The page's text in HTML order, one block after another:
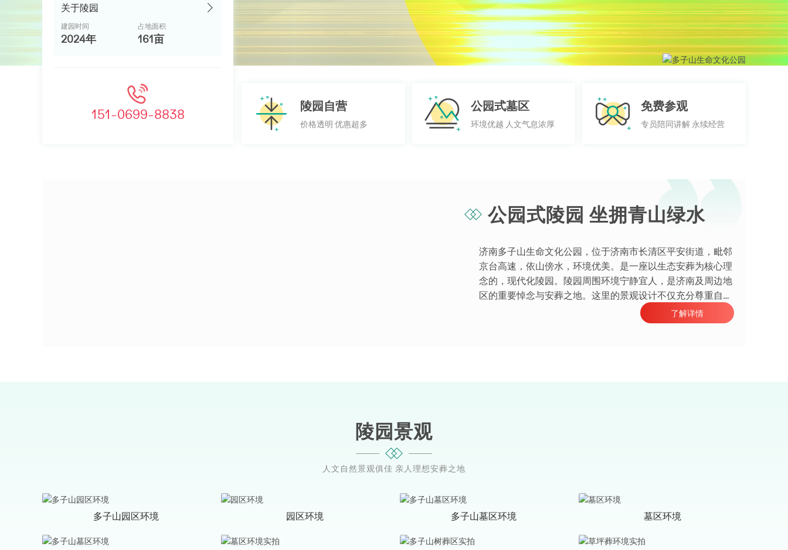
关于陵园
建园时间
2024年
占地面积
161亩
151-0699-8838 陵园自营
价格透明 优惠超多
公园式墓区
环境优越 人文气息浓厚
免费参观
专员陪同讲解 永续经营
公园式陵园 坐拥青山绿水
济南多子山生命文化公园，位于济南市长清区平安街道，毗邻
京台高速，依山傍水，环境优美。是一座以生态安葬为核心理
念的，现代化陵园。陵园周围环境宁静宜人，是济南及周边地
区的重要悼念与安葬之地。这里的景观设计不仅充分尊重自
然，还融入了人文情怀，为逝者提供了一个安宁、舒适的永恒
了解详情
陵园景观
人文自然景观俱佳 亲人理想安葬之地
多子山园区环境 园区环境 多子山墓区环境 墓区环境